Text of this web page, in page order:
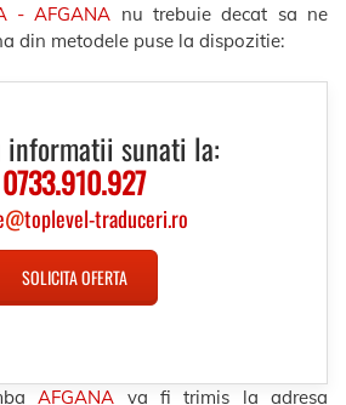
- AFGANA nu trebuie decat sa ne
din metodele puse la dispozitie:
informatii sunati la:
0733.910.927
@toplevel-traduceri.ro
SOLICITA OFERTA
AFGANA va fi trimis la adresa